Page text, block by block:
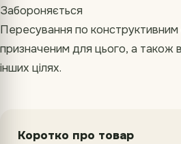
Забороняється
Пересування по
призначеним для цього, а також
інших цілях.
Коротко про товар